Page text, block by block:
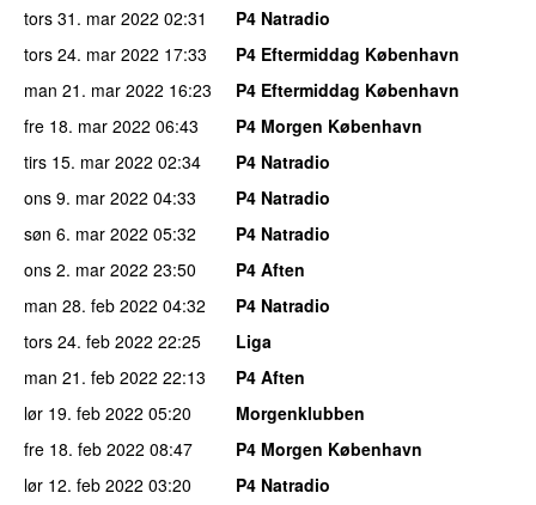
tors 31. mar 2022 02:31
P4 Natradio
tors 24. mar 2022 17:33
P4 Eftermiddag København
man 21. mar 2022 16:23
P4 Eftermiddag København
fre 18. mar 2022 06:43
P4 Morgen København
tirs 15. mar 2022 02:34
P4 Natradio
ons 9. mar 2022 04:33
P4 Natradio
søn 6. mar 2022 05:32
P4 Natradio
ons 2. mar 2022 23:50
P4 Aften
man 28. feb 2022 04:32
P4 Natradio
tors 24. feb 2022 22:25
Liga
man 21. feb 2022 22:13
P4 Aften
lør 19. feb 2022 05:20
Morgenklubben
fre 18. feb 2022 08:47
P4 Morgen København
lør 12. feb 2022 03:20
P4 Natradio